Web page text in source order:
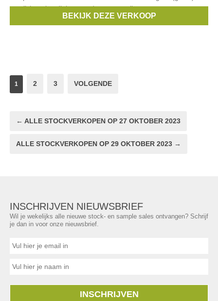
verplichte uitnodiging aan door een mail te sturen naar
samplesaleBXL@gmail.comBEKIJK DEZE VERKOOP
1 2 3 VOLGENDE
← ALLE STOCKVERKOPEN OP 27 OKTOBER 2023
ALLE STOCKVERKOPEN OP 29 OKTOBER 2023 →
INSCHRIJVEN NIEUWSBRIEF
Wil je wekelijks alle nieuwe stock- en sample sales ontvangen? Schrijf
je dan in voor onze nieuwsbrief.
INSCHRIJVEN